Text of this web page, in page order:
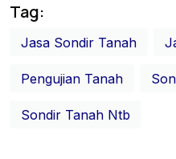
Tag:
Jasa Sondir Tanah
Pengujian Tanah
Sondir Tanah Ntb